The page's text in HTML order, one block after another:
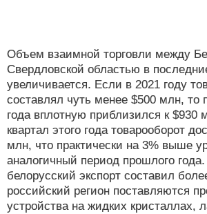
Объем взаимной торговли между
Свердловской областью в
увеличивается. Если в 2021 году
составлял чуть менее $500 млн, то
года вплотную приблизился к $930
квартал этого года товарооборот
млн, что практически на 3% выше
аналогичный период прошлого
белорусский экспорт составил
российский регион поставляются
устройства на жидких кристаллах,